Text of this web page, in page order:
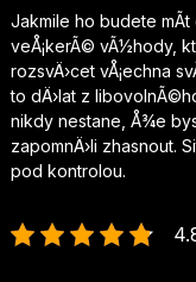
Jakmile ho budete
veÅ¡kerÃ© vÃ½hody,
rozsvÄ›cet vÅ¡echna
to dÄ›lat z
nikdy nestane, Å¾e
zapomnÄ›li zhasnout.
pod kontrolou.